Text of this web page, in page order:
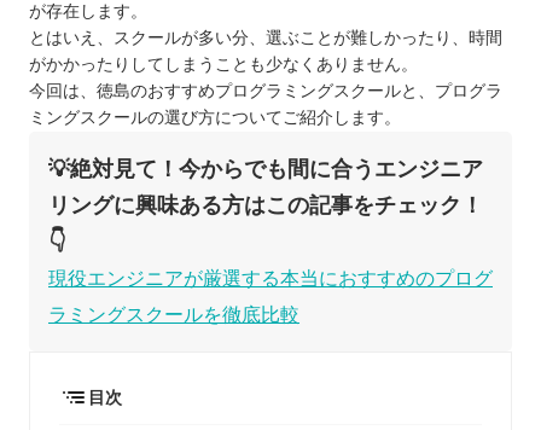
が存在します。
とはいえ、スクールが多い分、選ぶことが難しかったり、時間
がかかったりしてしまうことも少なくありません。
今回は、徳島のおすすめプログラミングスクールと、プログラ
ミングスクールの選び方についてご紹介します。
💡絶対見て！今からでも間に合うエンジニア
リングに興味ある方はこの記事をチェック！
👇
現役エンジニアが厳選する本当におすすめのプログ
ラミングスクールを徹底比較
目次